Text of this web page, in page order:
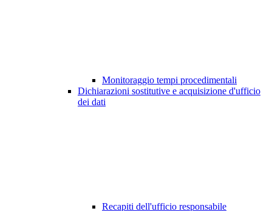
Monitoraggio tempi procedimentali
Dichiarazioni sostitutive e acquisizione d'ufficio
dei dati
Recapiti dell'ufficio responsabile